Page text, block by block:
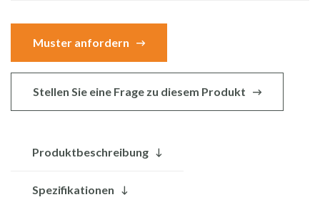
Muster anfordern
Stellen Sie eine Frage zu diesem Produkt
Produktbeschreibung
Spezifikationen